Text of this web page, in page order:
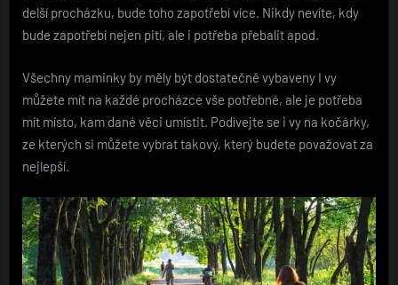
delší procházku, bude toho zapotřebí více. Nikdy nevíte, kdy
bude zapotřebí nejen pití, ale i potřeba přebalit apod.
Všechny maminky by měly být dostatečně vybaveny I vy
můžete mít na každé procházce vše potřebné, ale je potřeba
mít místo, kam dané věci umístit. Podívejte se i vy na kočárky,
ze kterých si můžete vybrat takový, který budete považovat za
nejlepší.